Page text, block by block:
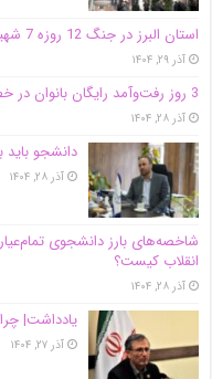
استان البرز در جنگ 12 روزه 7 شهید دانشجو تقدیم انقلاب کرد
آذر ۲۹, ۱۴۰۴
3 روز رفت‌وآمد رایگان بانوان در خطوط اتوبوسرانی شهری کرج
آذر ۲۸, ۱۴۰۴
دانشجو
آذر ۲۸, ۱۴۰۴
شاخصه‌های بارز دانشجوی تمام‌عیار
انقلاب کیست؟
آذر ۲۸, ۱۴۰۴
یادداشت|
آذر ۲۷, ۱۴۰۴